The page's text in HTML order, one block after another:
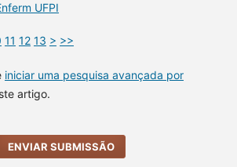
UFPI
11 12 13 > >>
iniciar uma pesquisa avançada por
artigo.
ENVIAR SUBMISSÃO